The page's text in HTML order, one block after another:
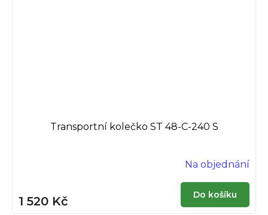
Transportní kolečko ST 48-C-240 S
Na objednání
1 520 Kč Do košíku